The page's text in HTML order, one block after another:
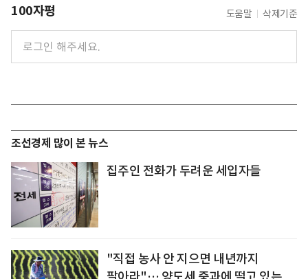
100자평 도움말 삭제기준
조선경제 많이 본 뉴스
집주인 전화가 두려운 세입자들
"직접 농사 안 지으면 내년까지